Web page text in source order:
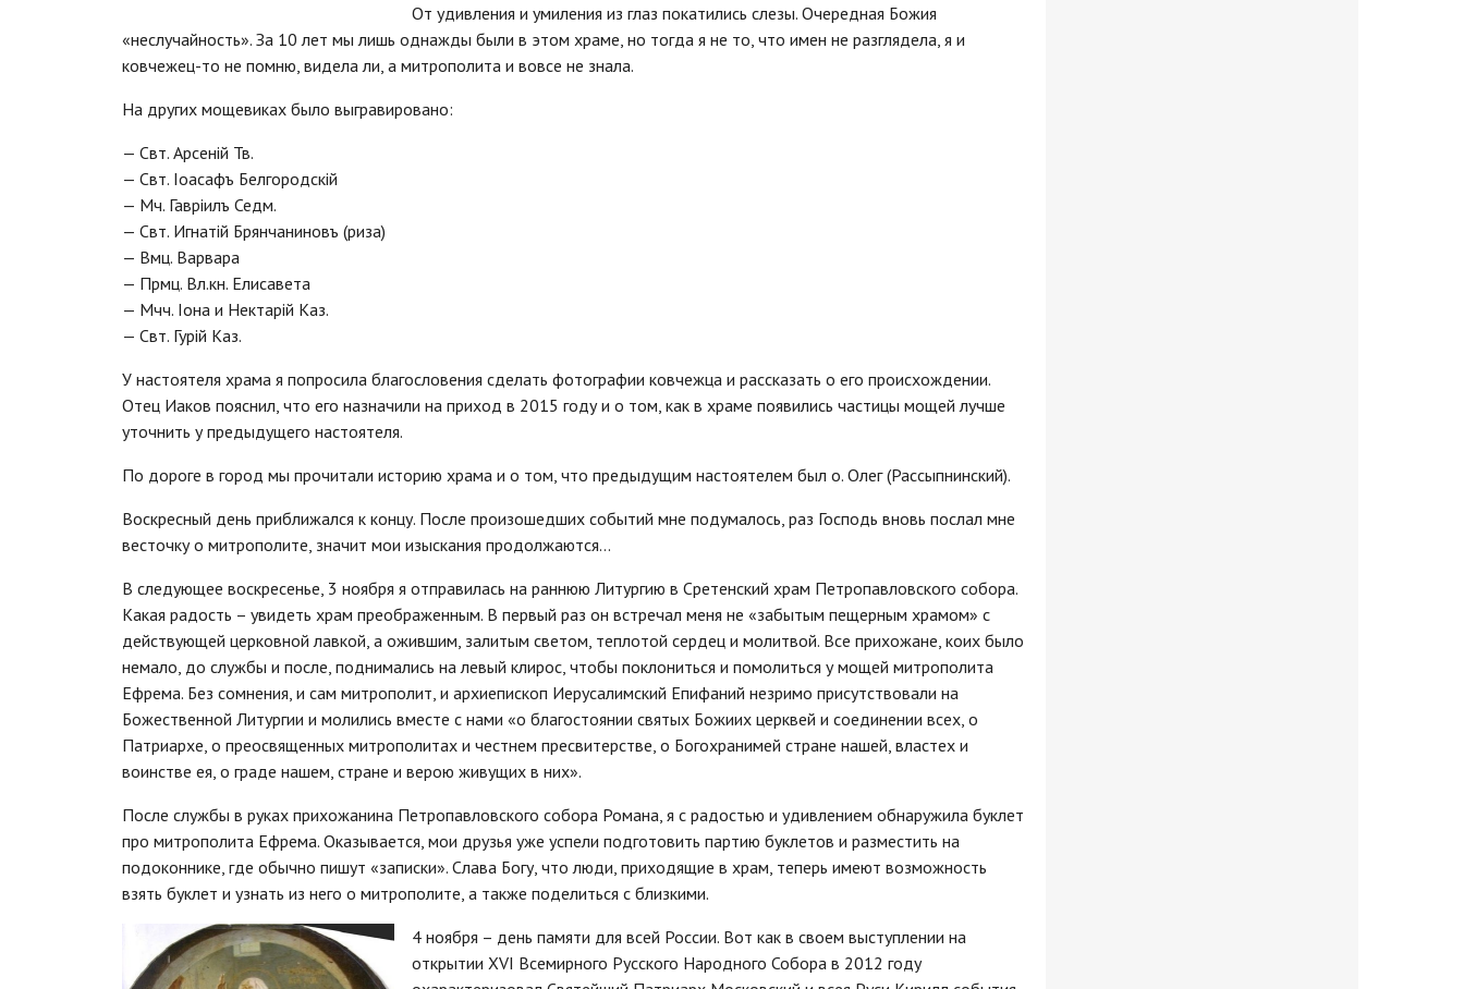
От удивления и умиления из глаз покатились слезы. Очередная Божия
«неслучайность». За 10 лет мы лишь однажды были в этом храме, но тогда я не то, что имен не разглядела, я и
ковчежец-то не помню, видела ли, а митрополита и вовсе не знала.
На других мощевиках было выгравировано:
— Свт. Арсенiй Тв.
— Свт. Iоасафъ Белгородскiй
— Мч. Гаврiилъ Седм.
— Свт. Игнатiй Брянчаниновъ (риза)
— Вмц. Варвара
— Прмц. Вл.кн. Елисавета
— Мчч. Iона и Нектарiй Каз.
— Свт. Гурiй Каз.
У настоятеля храма я попросила благословения сделать фотографии ковчежца и рассказать о его происхождении.
Отец Иаков пояснил, что его назначили на приход в 2015 году и о том, как в храме появились частицы мощей лучше
уточнить у предыдущего настоятеля.
По дороге в город мы прочитали историю храма и о том, что предыдущим настоятелем был о. Олег (Рассыпнинский).
Воскресный день приближался к концу. После произошедших событий мне подумалось, раз Господь вновь послал мне
весточку о митрополите, значит мои изыскания продолжаются...
В следующее воскресенье, 3 ноября я отправилась на раннюю Литургию в Сретенский храм Петропавловского собора.
Какая радость – увидеть храм преображенным. В первый раз он встречал меня не «забытым пещерным храмом» с
действующей церковной лавкой, а ожившим, залитым светом, теплотой сердец и молитвой. Все прихожане, коих было
немало, до службы и после, поднимались на левый клирос, чтобы поклониться и помолиться у мощей митрополита
Ефрема. Без сомнения, и сам митрополит, и архиепископ Иерусалимский Епифаний незримо присутствовали на
Божественной Литургии и молились вместе с нами «о благостоянии святых Божиих церквей и соединении всех, о
Патриархе, о преосвященных митрополитах и честнем пресвитерстве, о Богохранимей стране нашей, властех и
воинстве ея, о граде нашем, стране и верою живущих в них».
После службы в руках прихожанина Петропавловского собора Романа, я с радостью и удивлением обнаружила буклет
про митрополита Ефрема. Оказывается, мои друзья уже успели подготовить партию буклетов и разместить на
подоконнике, где обычно пишут «записки». Слава Богу, что люди, приходящие в храм, теперь имеют возможность
взять буклет и узнать из него о митрополите, а также поделиться с близкими.
4 ноября – день памяти для всей России. Вот как в своем выступлении на
открытии XVI Всемирного Русского Народного Собора в 2012 году